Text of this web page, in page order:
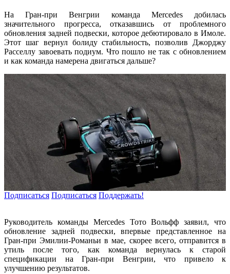
На Гран-при Венгрии команда Mercedes добилась
значительного прогресса, отказавшись от проблемного
обновления задней подвески, которое дебютировало в Имоле.
Этот шаг вернул болиду стабильность, позволив Джорджу
Расселлу завоевать подиум. Что пошло не так с обновлением
и как команда намерена двигаться дальше?
Подписаться Подписаться Поддержать!
Руководитель команды Mercedes Тото Вольфф заявил, что
обновление задней подвески, впервые представленное на
Гран-при Эмилии-Романьи в мае, скорее всего, отправится в
утиль после того, как команда вернулась к старой
спецификации на Гран-при Венгрии, что привело к
улучшению результатов.